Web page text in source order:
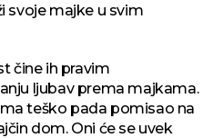
svoje majke u svim
čine ih pravim
ljubav prema majkama.
teško pada pomisao na
dom. Oni će se uvek